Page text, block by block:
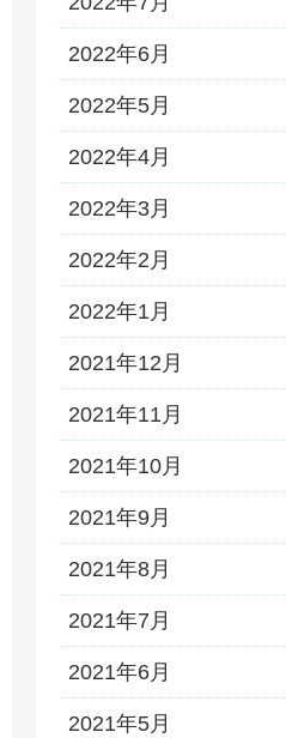
2022年6月
2022年5月
2022年4月
2022年3月
2022年2月
2022年1月
2021年12月
2021年11月
2021年10月
2021年9月
2021年8月
2021年7月
2021年6月
2021年5月